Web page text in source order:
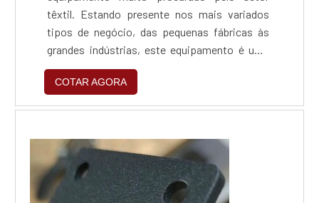
têxtil. Estando presente nos mais variados
tipos de negócio, das pequenas fábricas às
grandes indústrias, este equipamento é uma
importante ferramenta na automatização e
aceleração da produção de corte de
bordados.O equipamento mais popular do
indicada para o corte de bordados, seja
patchwork, couro ou tecido...
COTAR AGORA